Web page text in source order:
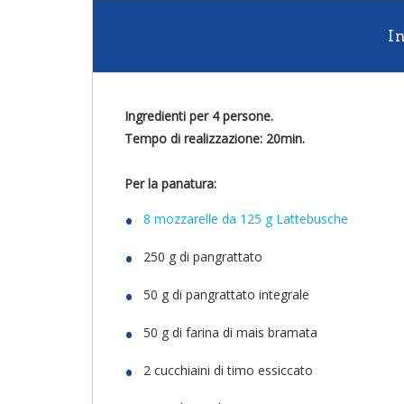
Ingredienti per 4 persone.
Tempo di realizzazione: 20min.
Per la panatura:
8 mozzarelle da 125 g Lattebusche
250 g di pangrattato
50 g di pangrattato integrale
50 g di farina di mais bramata
2 cucchiaini di timo essiccato